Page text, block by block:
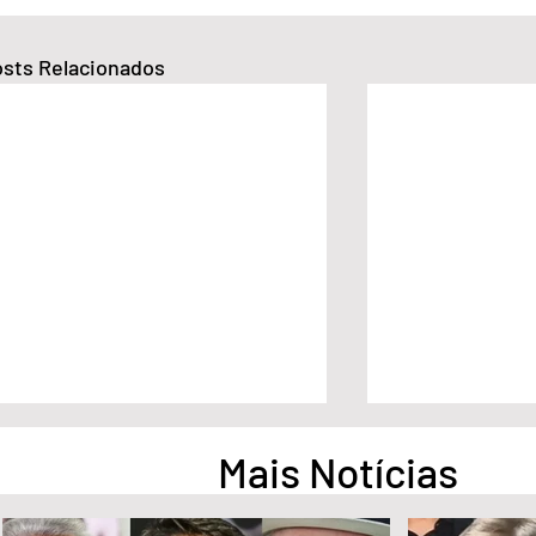
Relacionados
Mais Notícias